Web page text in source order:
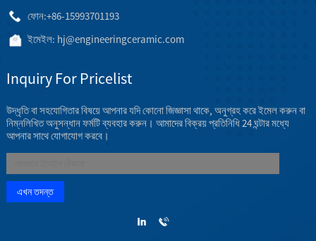
ফোন:+86-15993701193
ইমেইল: hj@engineeringceramic.com
Inquiry For Pricelist
উদ্ধৃতি বা সহযোগিতার বিষয়ে আপনার যদি কোনো জিজ্ঞাসা থাকে, অনুগ্রহ করে ইমেল করুন বা
নিম্নলিখিত অনুসন্ধান ফর্মটি ব্যবহার করুন। আমাদের বিক্রয় প্রতিনিধি 24 ঘন্টার মধ্যে
আপনার সাথে যোগাযোগ করবে।